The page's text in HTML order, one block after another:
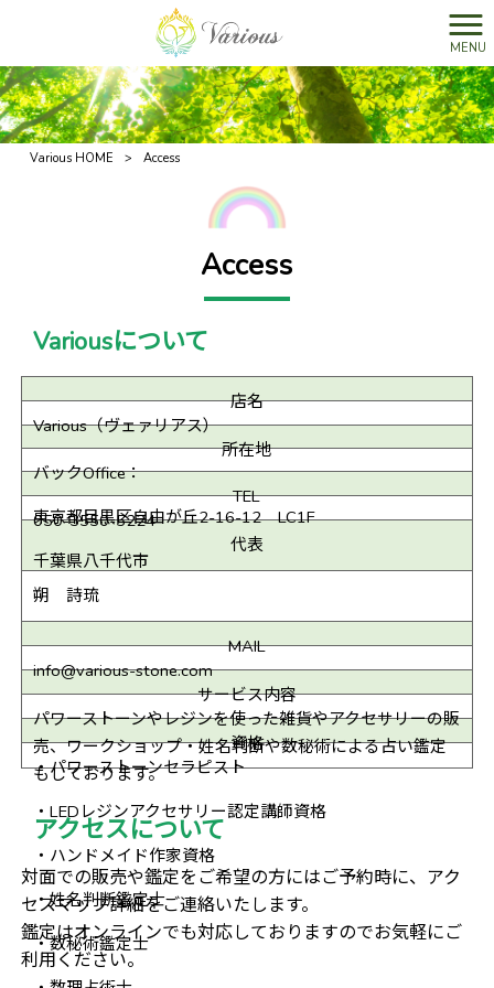
MENU
Various HOME > Access
Access
Variousについて
店名
Various（ヴェァリアス）
所在地
バックOffice：
東京都目黒区自由が丘2-16-12 LC1F
千葉県八千代市
TEL
050-3550-5224
代表
朔 詩琉
MAIL
info@various-stone.com
サービス内容
パワーストーンやレジンを使った雑貨やアクセサリーの販
売、ワークショップ・姓名判断や数秘術による占い鑑定
もしております。
資格
・パワーストーンセラピスト
・LEDレジンアクセサリー認定講師資格
・ハンドメイド作家資格
・姓名判断鑑定士
・数秘術鑑定士
アクセスについて
対面での販売や鑑定をご希望の方にはご予約時に、アク
セスマップ詳細をご連絡いたします。
鑑定はオンラインでも対応しておりますのでお気軽にご
利用ください。